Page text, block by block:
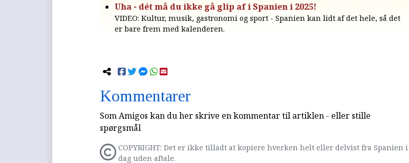
Uha - dét må du ikke gå glip af i Spanien i 2025!
VIDEO: Kultur, musik, gastronomi og sport - Spanien kan lidt af det hele, så det
er bare frem med kalenderen.
Kommentarer
Som Amigos kan du her skrive en kommentar til artiklen - eller stille
spørgsmål
COPYRIGHT: Det er ikke tilladt at kopiere hverken helt eller delvist fra Spanien i
dag uden aftale.